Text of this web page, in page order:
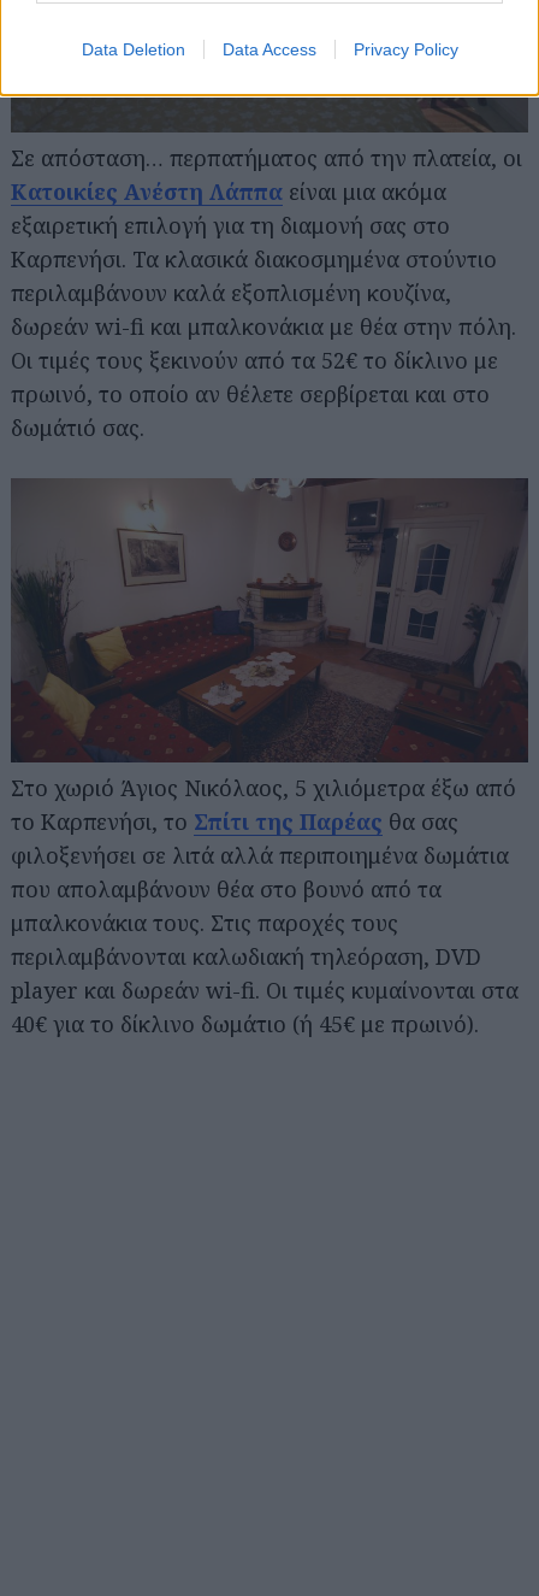
Data Deletion Data Access Privacy Policy
Σε απόσταση… περπατήματος από την πλατεία, οι
Κατοικίες Ανέστη Λάππα είναι μια ακόμα
εξαιρετική επιλογή για τη διαμονή σας στο
Καρπενήσι. Τα κλασικά διακοσμημένα στούντιο
περιλαμβάνουν καλά εξοπλισμένη κουζίνα,
δωρεάν wi-fi και μπαλκονάκια με θέα στην πόλη.
Οι τιμές τους ξεκινούν από τα 52€ το δίκλινο με
πρωινό, το οποίο αν θέλετε σερβίρεται και στο
δωμάτιό σας.
Στο χωριό Άγιος Νικόλαος, 5 χιλιόμετρα έξω από
το Καρπενήσι, το Σπίτι της Παρέας θα σας
φιλοξενήσει σε λιτά αλλά περιποιημένα δωμάτια
που απολαμβάνουν θέα στο βουνό από τα
μπαλκονάκια τους. Στις παροχές τους
περιλαμβάνονται καλωδιακή τηλεόραση, DVD
player και δωρεάν wi-fi. Οι τιμές κυμαίνονται στα
40€ για το δίκλινο δωμάτιο (ή 45€ με πρωινό).